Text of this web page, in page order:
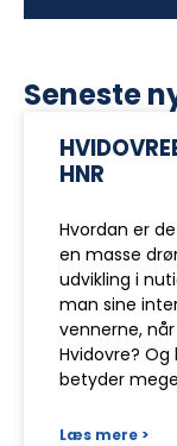
Seneste
HNR
Hvordan er
en masse
udvikling i
man sine
vennerne,
Hvidovre?
betyder
Læs mere >